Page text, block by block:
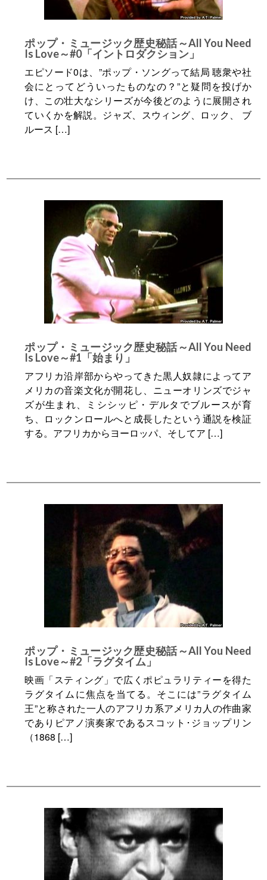
ポップ・ミュージック歴史秘話～All You Need
Is Love～#0「イントロダクション」
エピソード0は、”ポップ・ソングって結局 聴衆や社
会にとってどういったものなの？”と疑問を投げか
け、この壮大なシリーズが今後どのように展開され
ていくかを解説。ジャズ、スウィング、ロック、 ブ
ルース […]
ポップ・ミュージック歴史秘話～All You Need
Is Love～#1「始まり」
アフリカ沿岸部からやってきた黒人奴隷によってア
メリカの音楽文化が開花し、ニューオリンズでジャ
ズが生まれ、ミシシッピ・デルタでブルースが育
ち、ロックンロールへと成長したという通説を検証
する。アフリカからヨーロッパ、そしてア […]
ポップ・ミュージック歴史秘話～All You Need
Is Love～#2「ラグタイム」
映画「スティング」で広くポピュラリティーを得た
ラグタイムに焦点を当てる。そこには”ラグタイム
王”と称された一人のアフリカ系アメリカ人の作曲家
でありピアノ演奏家であるスコット･ジョップリン
（1868 […]